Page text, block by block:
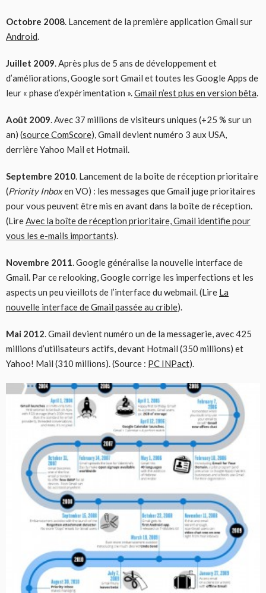
Octobre 2008. Lancement de la première application Gmail sur
Android.
Juillet 2009. Après plus de 5 ans de développement et
d’améliorations, Google sort Gmail et toutes les Google Apps de
leur « phase d’expérimentation ».Gmail n’est plus en version bêta.
Août 2009. Avec 37 millions de visiteurs uniques (+25 % sur un
an) (source ComScore), Gmail devient numéro 3 aux USA,
derrière Yahoo Mail et Hotmail.
Septembre 2010. Lancement de la boîte de réception prioritaire
(Priority Inboxen VO) : les messages que Gmail juge prioritaires
pour vous peuvent être mis en avant dans la boîte de réception.
(LireAvec la boîte de réception prioritaire, Gmail identifie pour
vous les e-mails importants).
Novembre 2011. Google généralise la nouvelle interface de
Gmail. Par ce relooking, Google corrige les imperfections et les
aspects un peu vieillots de l’interface du webmail. (Lire La
nouvelle interface de Gmail passée au crible).
Mai 2012. Gmail devient numéro un de la messagerie, avec 425
millions d’utilisateurs actifs, devant Hotmail (350 millions) et
Yahoo! Mail (310 millions). (Source : PC INPact).